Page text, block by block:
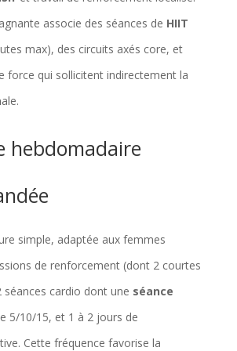
associe des séances de HIIT
max), des circuits axés core, et
force qui sollicitent indirectement la
hebdomadaire
simple, adaptée aux femmes
de renforcement (dont 2 courtes
séances cardio dont une séance
5/10/15, et 1 à 2 jours de
Cette fréquence favorise la